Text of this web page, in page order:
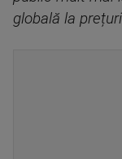
globală la